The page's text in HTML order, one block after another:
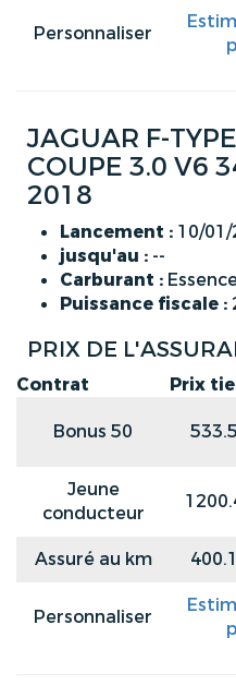
Personnaliser
JAGUAR F-
COUPE 3.0 V6
2018
Lancement : 10/
jusqu'au : --
Carburant :
Puissance fiscale :
PRIX DE
Contrat Prix
Bonus 50
Jeune
conducteur
Assuré au km
Personnaliser